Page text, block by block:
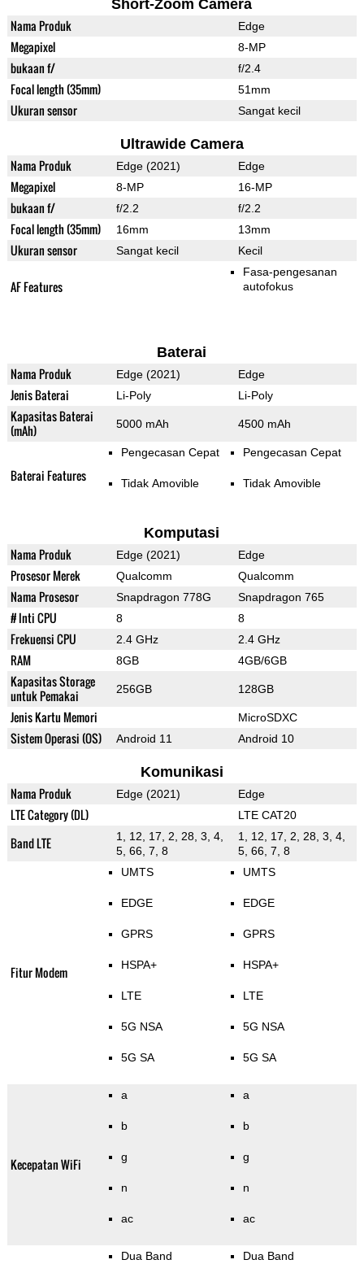
Short-Zoom Camera
Nama Produk Edge
Megapixel 8-MP
bukaan f/ f/2.4
Focal length (35mm) 51mm
Ukuran sensor Sangat kecil
Ultrawide Camera
Nama Produk Edge (2021) Edge
Megapixel 8-MP 16-MP
bukaan f/ f/2.2 f/2.2
Focal length (35mm) 16mm 13mm
Ukuran sensor Sangat kecil Kecil
AF Features
Fasa-pengesanan
autofokus
Baterai
Nama Produk Edge (2021) Edge
Jenis Baterai Li-Poly Li-Poly
Kapasitas Baterai
(mAh)
5000 mAh 4500 mAh
Baterai Features
Pengecasan Cepat
Tidak Amovible
Pengecasan Cepat
Tidak Amovible
Komputasi
Nama Produk Edge (2021) Edge
Prosesor Merek Qualcomm Qualcomm
Nama Prosesor Snapdragon 778G Snapdragon 765
# Inti CPU 8 8
Frekuensi CPU 2.4 GHz 2.4 GHz
RAM 8GB 4GB/6GB
Kapasitas Storage
untuk Pemakai
256GB 128GB
Jenis Kartu Memori MicroSDXC
Sistem Operasi (OS) Android 11 Android 10
Komunikasi
Nama Produk Edge (2021) Edge
LTE Category (DL) LTE CAT20
Band LTE
1, 12, 17, 2, 28, 3, 4,
5, 66, 7, 8
1, 12, 17, 2, 28, 3, 4,
5, 66, 7, 8
Fitur Modem
UMTS
EDGE
GPRS
HSPA+
LTE
5G NSA
5G SA
UMTS
EDGE
GPRS
HSPA+
LTE
5G NSA
5G SA
Kecepatan WiFi
a
b
g
n
ac
a
b
g
n
ac
Dua Band Dua Band